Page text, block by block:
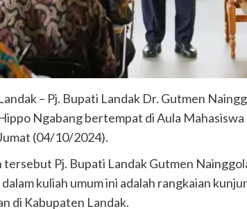
– Pj. Bupati Landak Dr. Gutmen
Ngabang bertempat di Aula
(04/10/2024).
tersebut Pj. Bupati Landak Gutmen
kuliah umum ini adalah rangkaian
di Kabupaten Landak.